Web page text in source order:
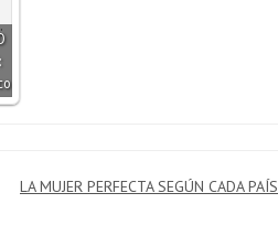
LA MUJER PERFECTA SEGÚN CADA PAÍS